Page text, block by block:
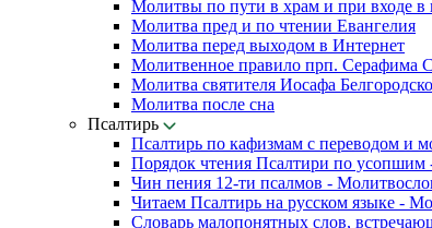
Молитвы по пути в храм и при входе в
Молитва пред и по чтении Евангелия
Молитва перед выходом в Интернет
Молитвенное правило прп. Серафима
Молитва святителя Иосафа
Молитва после сна
Псалтирь
Псалтирь по кафизмам с переводом и
Порядок чтения Псалтири по усопшим
Чин пения 12-ти псалмов -
Читаем Псалтирь на русском языке -
Словарь малопонятных слов,